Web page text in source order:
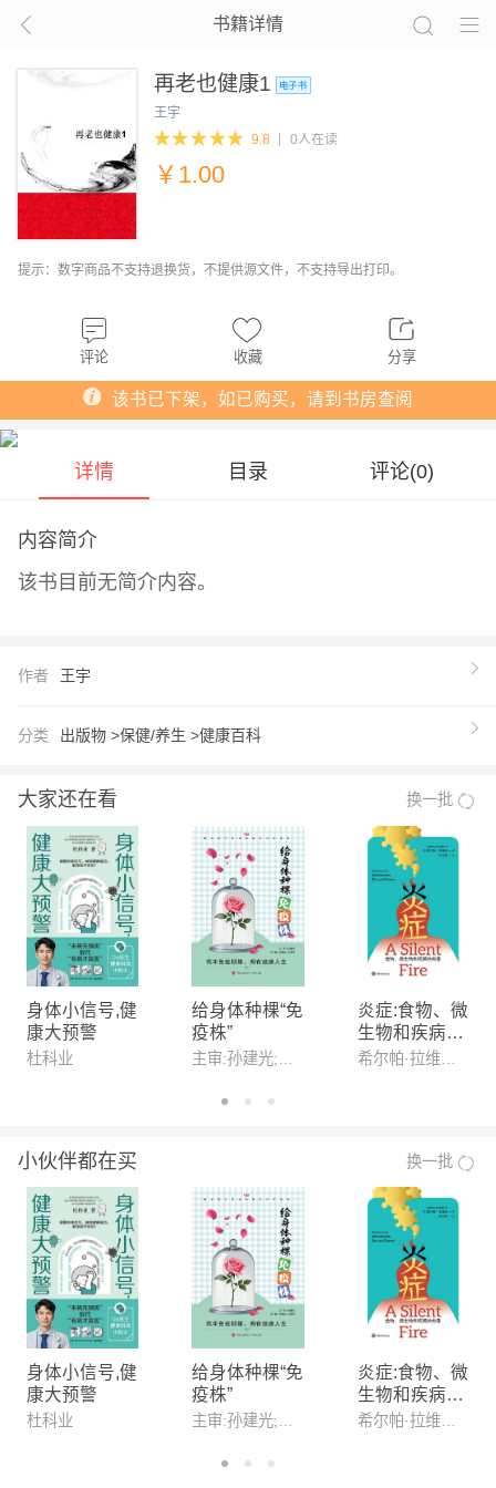
书籍详情
再老也健康1
王宇
9.8
0人在读
￥ 1.00
提示：数字商品不支持退换货，不提供源文件，不支持导出打印。
评论 收藏 分享
该书已下架，如已购买，请到书房查阅
详情 目录 评论(0)
内容简介
该书目前无简介内容。
作者 王宇
分类 出版物 >保健/养生 >健康百科
大家还在看 换一批
身体小信号,健
康大预警
杜科业
给身体种棵“免
疫株”
主审:孙建光;主编:宋明全,王秀玲
炎症:食物、微
生物和疾病的
故事
希尔帕·拉维拉(Shilpa Ravella)
小伙伴都在买 换一批
身体小信号,健
康大预警
杜科业
给身体种棵“免
疫株”
炎症:食物、微
生物和疾病的
故事
希尔帕·拉维拉(Shilpa Ravella)